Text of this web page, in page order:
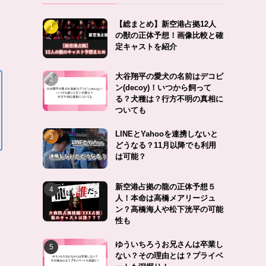
【総まとめ】新空港占拠12人
の獣の正体予想！画像比較と確
定キャストを紹介
大谷翔平の愛犬の名前はデコピ
ン(decoy)！いつから飼って
る？犬種は？行方不明の真相に
ついても
LINEとYahooを連携しないと
どうなる？11月以降でも利用
は可能？
新空港占拠の龍の正体予想５
人！本命は高橋メアリージュ
ン？高橋海人や松下洸平の可能
性も
ゆういちろうお兄さんは卒業し
ない？その理由とは？プライベ